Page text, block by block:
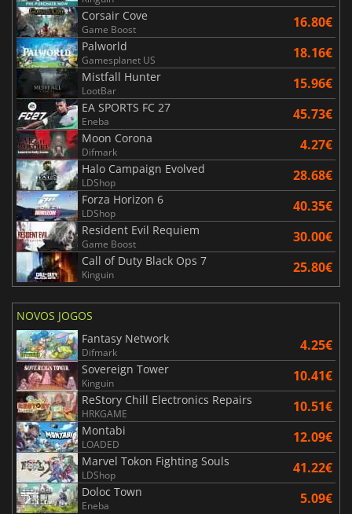
Corsair Cove
Game Boost 16.80€
Palworld
Gamesplanet US 18.16€
Mistfall Hunter
LootBar 15.96€
EA SPORTS FC 27
Eneba 45.73€
Moon Corona
Difmark 4.27€
Halo Campaign Evolved
LDShop 28.68€
Forza Horizon 6
LDShop 40.35€
Resident Evil Requiem
Game Boost 30.00€
Call of Duty Black Ops 7
Kinguin 25.80€
NOVOS JOGOS
Fantasy Network
Difmark 4.25€
Sovereign Tower
Kinguin 10.41€
ReStory Chill Electronics Repairs
HRKGAME 10.51€
Montabi
LOADED 12.09€
Marvel Tokon Fighting Souls
LDShop 41.22€
Doloc Town
Eneba 5.09€